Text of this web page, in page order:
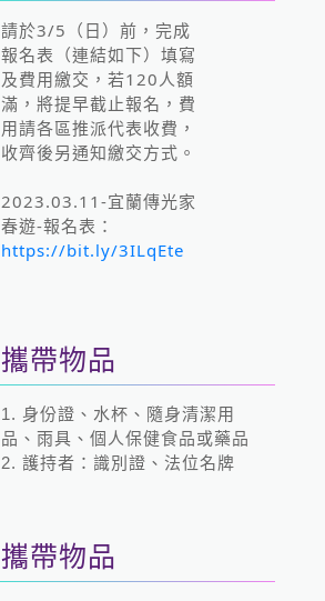
請於3/5（日）前，完成
報名表（連結如下）填寫
及費用繳交，若120人額
滿，將提早截止報名，費
用請各區推派代表收費，
收齊後另通知繳交方式。
2023.03.11-宜蘭傳光家
春遊-報名表：
https://bit.ly/3ILqEte
攜帶物品
1. 身份證、水杯、隨身清潔用
品、雨具、個人保健食品或藥品
2. 護持者：識別證、法位名牌
攜帶物品